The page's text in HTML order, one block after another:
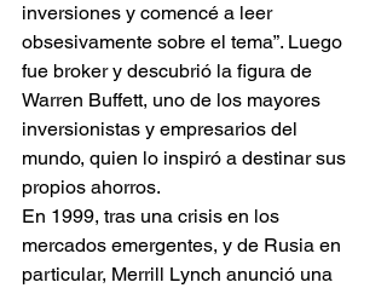
inversiones y comencé a leer
obsesivamente sobre el tema”. Luego
fue broker y descubrió la figura de
Warren Buffett, uno de los mayores
inversionistas y empresarios del
mundo, quien lo inspiró a destinar sus
propios ahorros.
En 1999, tras una crisis en los
mercados emergentes, y de Rusia en
particular, Merrill Lynch anunció una